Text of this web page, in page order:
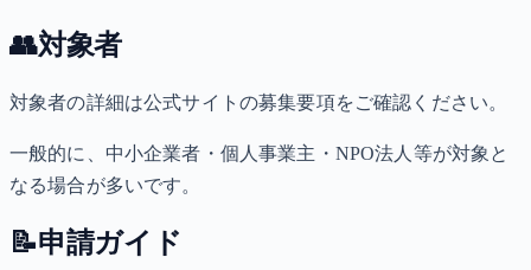
👥対象者
対象者の詳細は公式サイトの募集要項をご確認ください。
一般的に、中小企業者・個人事業主・NPO法人等が対象と
なる場合が多いです。
📝申請ガイド